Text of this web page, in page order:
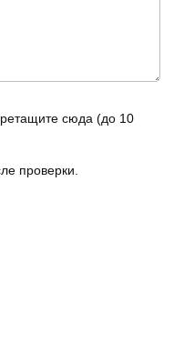
сюда (до 10
проверки.